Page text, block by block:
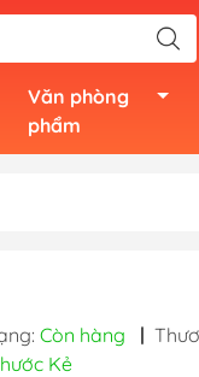
Văn phòng
phẩm
Còn hàng |
Kẻ